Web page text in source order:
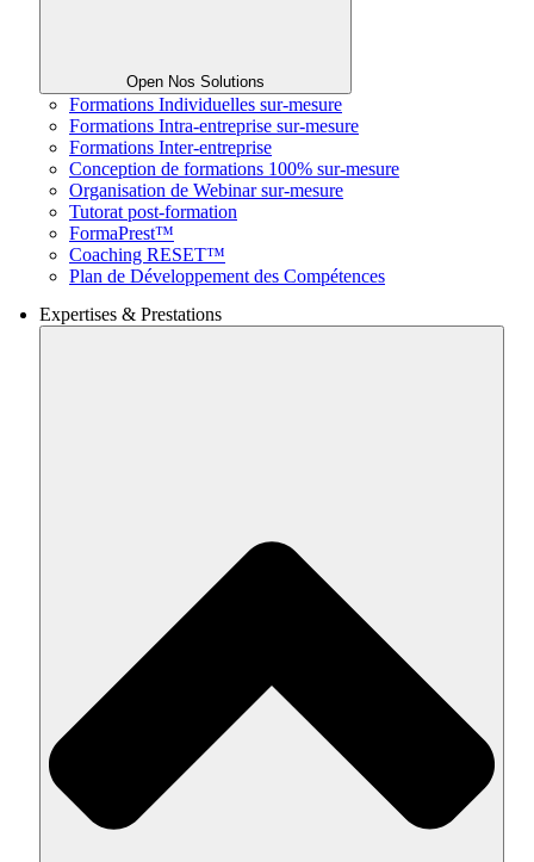
Open Nos Solutions
Formations Individuelles sur-mesure
Formations Intra-entreprise sur-mesure
Formations Inter-entreprise
Conception de formations 100% sur-mesure
Organisation de Webinar sur-mesure
Tutorat post-formation
FormaPrest™
Coaching RESET™
Plan de Développement des Compétences
Expertises & Prestations